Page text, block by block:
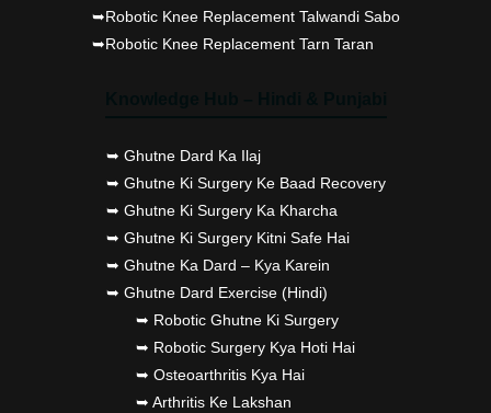
➥Robotic Knee Replacement Talwandi Sabo
➥Robotic Knee Replacement Tarn Taran
➥ Ghutne Dard Ka Ilaj
➥ Ghutne Ki Surgery Ke Baad Recovery
➥ Ghutne Ki Surgery Ka Kharcha
➥ Ghutne Ki Surgery Kitni Safe Hai
➥ Ghutne Ka Dard – Kya Karein
➥ Ghutne Dard Exercise (Hindi)
➥ Robotic Ghutne Ki Surgery
➥ Robotic Surgery Kya Hoti Hai
➥ Osteoarthritis Kya Hai
➥ Arthritis Ke Lakshan